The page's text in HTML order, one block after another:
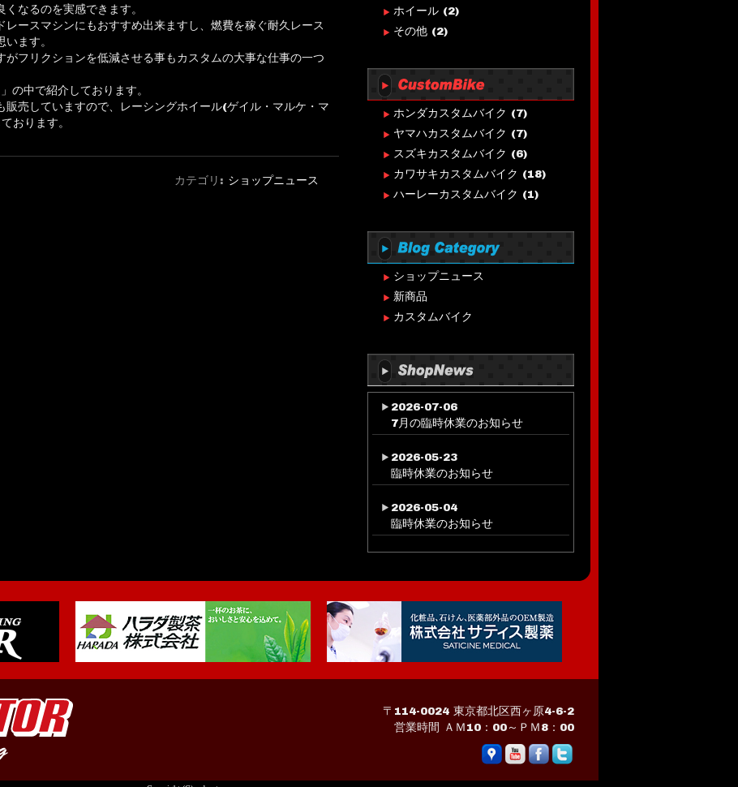
なるのを実感できます。
レースマシンにもおすすめ出来ますし、燃費を稼ぐ耐久レース
ます。
がフリクションを低減させる事もカスタムの大事な仕事の一つ
の中で紹介しております。
販売していますので、レーシングホイール(ゲイル・マルケ・マ
おります。
カテゴリ: ショップニュース
ホイール (2)
その他 (2)
ホンダカスタムバイク (7)
ヤマハカスタムバイク (7)
スズキカスタムバイク (6)
カワサキカスタムバイク (18)
ハーレーカスタムバイク (1)
ショップニュース
新商品
カスタムバイク
2026-07-06
7月の臨時休業のお知らせ
2026-05-23
臨時休業のお知らせ
2026-05-04
臨時休業のお知らせ
〒114-0024 東京都北区西ヶ原4-6-2
営業時間 ＡＭ10：00～ＰＭ8：00